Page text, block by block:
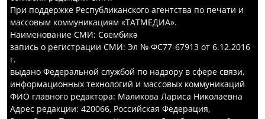
При поддержке Республиканского агентства по печати и
массовым коммуникациям «ТАТМЕДИА».
Наименование СМИ: Сөембикә
запись о регистрации СМИ: Эл № ФС77-67913 от 6.12.2016
г.
выдано Федеральной службой по надзору в сфере связи,
информационных технологий и массовых коммуникаций
ФИО главного редактора: Маликова Лариса Николаевна
Адрес редакции: 420066, Российская Федерация,